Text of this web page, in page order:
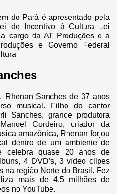
do Pará é apresentado pela
de Incentivo à Cultura Lei
cargo da AT Produções e a
e Governo Federal
Rhenan Sanches de 37 anos
musical. Filho do cantor
Sanches, grande produtora
Cordeiro, criador da
amazônica, Rhenan forjou
dentro de um ambiente de
celebra quase 20 anos de
4 DVD’s, 3 vídeo clipes
na região Norte do Brasil. Fez
mais de 4,5 milhões de
no YouTube.